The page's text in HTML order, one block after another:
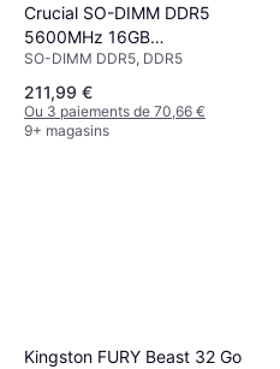
Crucial SO-DIMM DDR5
5600MHz 16GB
(CT16G56C46S5)
SO-DIMM DDR5, DDR5
211,99 €
Ou 3 paiements de 70,66 €
9+ magasins
Kingston FURY Beast 32 Go